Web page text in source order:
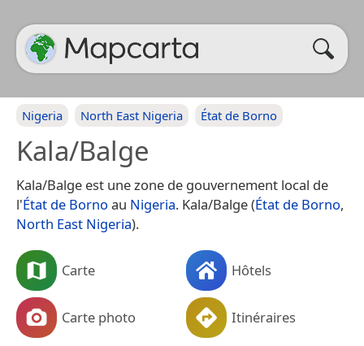
Nigeria North East Nigeria État de Borno
Kala/Balge
Kala/Balge est une zone de gouvernement local de
l'État de Borno au Nigeria. Kala/Balge (État de Borno,
North East Nigeria).
Carte Hôtels
Carte photo Itinéraires